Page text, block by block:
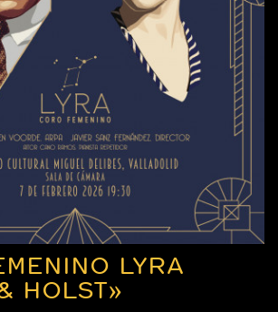
LYRA
HOLST»